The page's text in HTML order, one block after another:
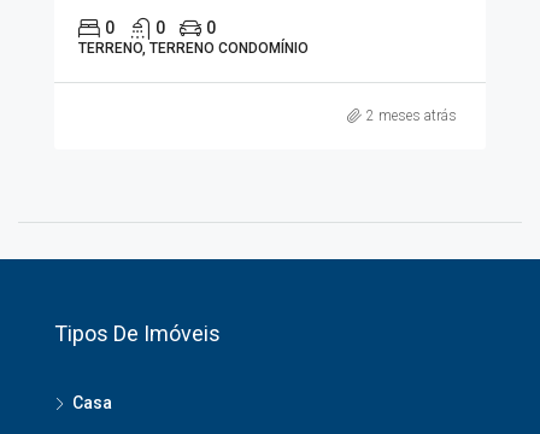
0 0 0
TERRENO, TERRENO CONDOMÍNIO
2 meses atrás
Tipos De Imóveis
Casa